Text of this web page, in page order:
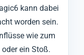
kann dabei
worden sein.
wie zum
ein Stoß.